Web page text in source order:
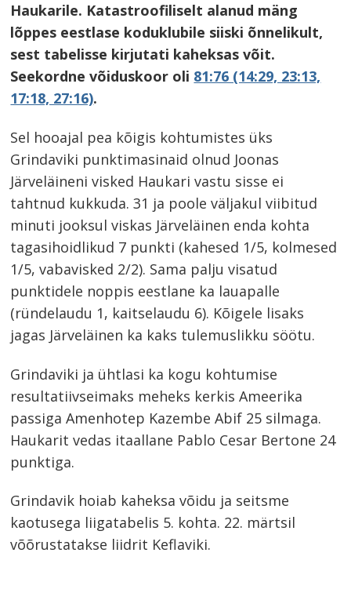
Haukarile. Katastroofiliselt alanud mäng
lõppes eestlase koduklubile siiski õnnelikult,
sest tabelisse kirjutati kaheksas võit.
Seekordne võiduskoor oli 81:76 (14:29, 23:13,
17:18, 27:16).
Sel hooajal pea kõigis kohtumistes üks
Grindaviki punktimasinaid olnud Joonas
Järveläineni visked Haukari vastu sisse ei
tahtnud kukkuda. 31 ja poole väljakul viibitud
minuti jooksul viskas Järveläinen enda kohta
tagasihoidlikud 7 punkti (kahesed 1/5, kolmesed
1/5, vabavisked 2/2). Sama palju visatud
punktidele noppis eestlane ka lauapalle
(ründelaudu 1, kaitselaudu 6). Kõigele lisaks
jagas Järveläinen ka kaks tulemuslikku söötu.
Grindaviki ja ühtlasi ka kogu kohtumise
resultatiivseimaks meheks kerkis Ameerika
passiga Amenhotep Kazembe Abif 25 silmaga.
Haukarit vedas itaallane Pablo Cesar Bertone 24
punktiga.
Grindavik hoiab kaheksa võidu ja seitsme
kaotusega liigatabelis 5. kohta. 22. märtsil
võõrustatakse liidrit Keflaviki.